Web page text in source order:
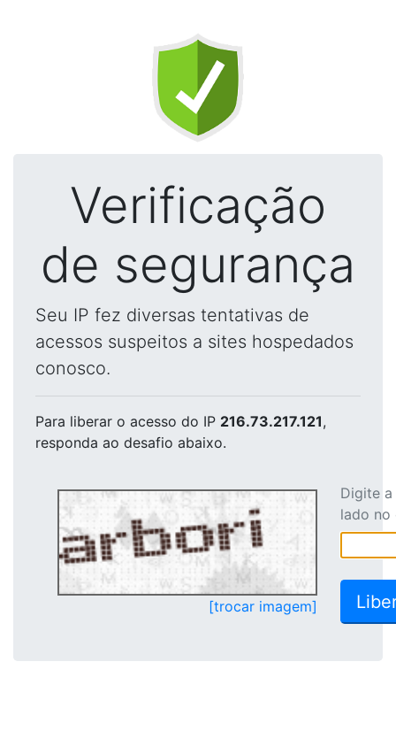
Verificação
de segurança
Seu IP fez diversas tentativas de
acessos suspeitos a sites hospedados
conosco.
Para liberar o acesso do IP 216.73.217.121,
responda ao desafio abaixo.
[trocar imagem]
Digite
lado no